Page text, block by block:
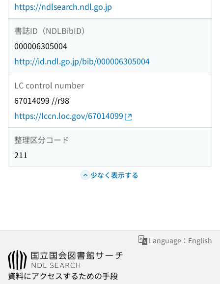
https://ndlsearch.ndl.go.jp
書誌ID（NDLBibID）
000006305004
http://id.ndl.go.jp/bib/000006305004
LC control number
67014099 //r98
https://lccn.loc.gov/67014099
整理区分コード
211
少なく表示する
Language：English
資料にアクセスするための手段